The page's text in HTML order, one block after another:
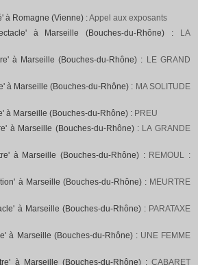
à Romagne (Vienne) :Appel aux exposants
à Marseille (Bouches-du-Rhône) :
LA
à Marseille (Bouches-du-Rhône) : LE GRAND
à Marseille (Bouches-du-Rhône) : MA SOLITUDE
à Marseille (Bouches-du-Rhône) : PREU
à Marseille (Bouches-du-Rhône) : LA GRANDE
à Marseille (Bouches-du-Rhône) : REMOUL :
à Marseille (Bouches-du-Rhône) : MEURTRE
à Marseille (Bouches-du-Rhône) : PARATAXE
à Marseille (Bouches-du-Rhône) : UNE FEMME
à Marseille (Bouches-du-Rhône) : CABARET